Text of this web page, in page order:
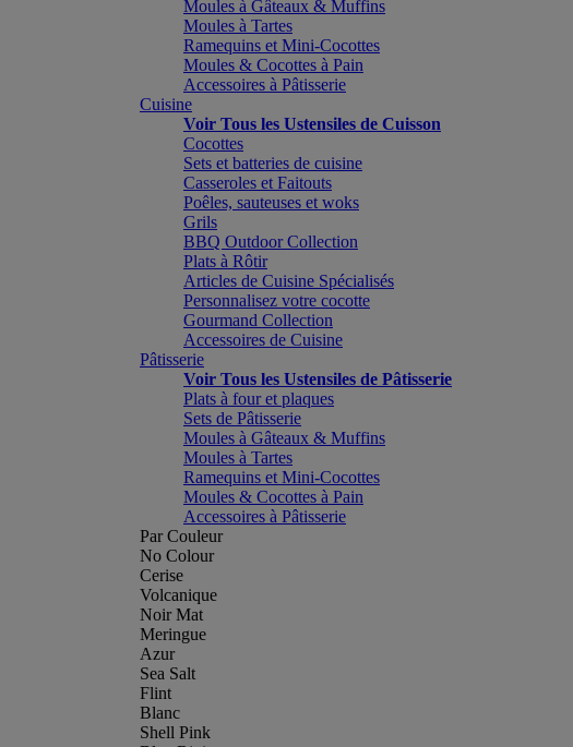
Moules à Gâteaux & Muffins
Moules à Tartes
Ramequins et Mini-Cocottes
Moules & Cocottes à Pain
Accessoires à Pâtisserie
Cuisine
Voir Tous les Ustensiles de Cuisson
Cocottes
Sets et batteries de cuisine
Casseroles et Faitouts
Poêles, sauteuses et woks
Grils
BBQ Outdoor Collection
Plats à Rôtir
Articles de Cuisine Spécialisés
Personnalisez votre cocotte
Gourmand Collection
Accessoires de Cuisine
Pâtisserie
Voir Tous les Ustensiles de Pâtisserie
Plats à four et plaques
Sets de Pâtisserie
Moules à Gâteaux & Muffins
Moules à Tartes
Ramequins et Mini-Cocottes
Moules & Cocottes à Pain
Accessoires à Pâtisserie
Par Couleur
No Colour
Cerise
Volcanique
Noir Mat
Meringue
Azur
Sea Salt
Flint
Blanc
Shell Pink